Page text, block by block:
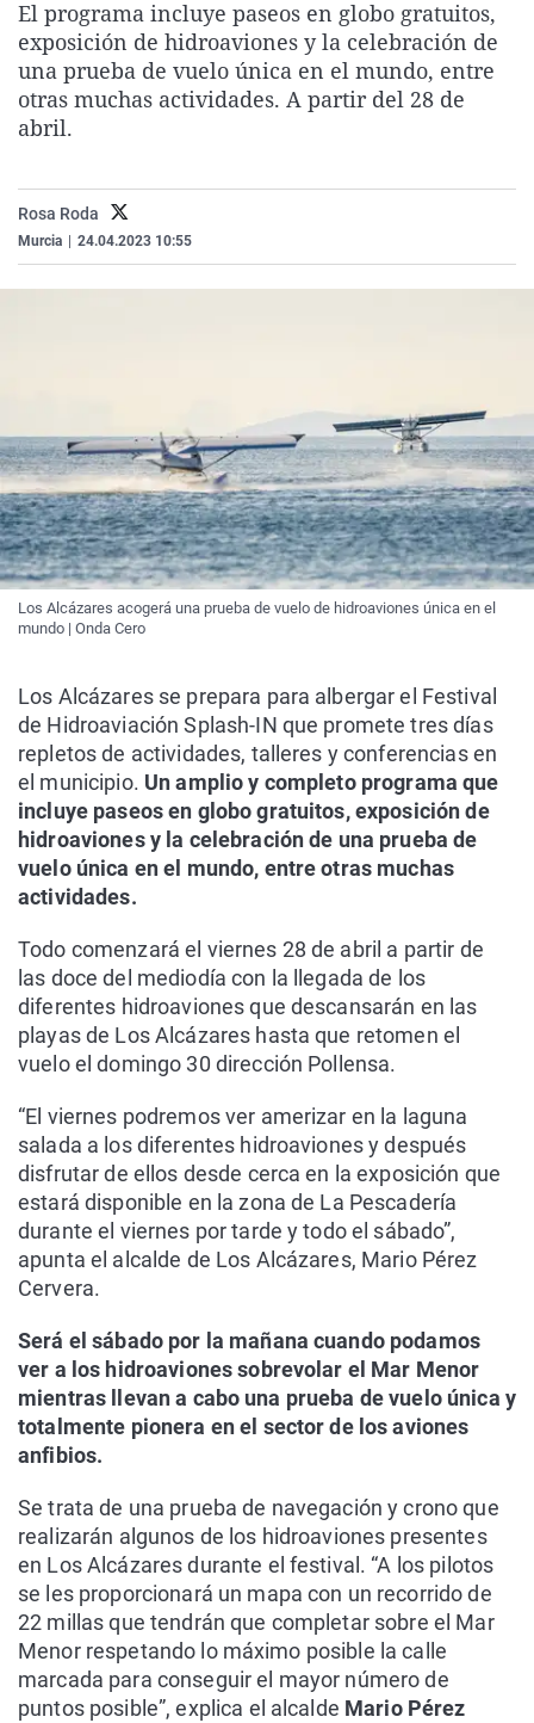
La rosa
Gente
Como el
Caso
Equipo
Galicia
La Rioja
País
Virales
Televisión
Elecciones
El programa incluye paseos en globo gratuitos,
exposición de hidroaviones y la celebración de
una prueba de vuelo única en el mundo, entre
otras muchas actividades. A partir del 28 de
abril.
Rosa Roda
Murcia 24.04.2023 10:55
Los Alcázares acogerá una prueba de vuelo de hidroaviones única en el
mundo | Onda Cero
Los Alcázares se prepara para albergar el Festival
de Hidroaviación Splash-IN que promete tres días
repletos de actividades, talleres y conferencias en
el municipio. Un amplio y completo programa que
incluye paseos en globo gratuitos, exposición de
hidroaviones y la celebración de una prueba de
vuelo única en el mundo, entre otras muchas
actividades.
Todo comenzará el viernes 28 de abril a partir de
las doce del mediodía con la llegada de los
diferentes hidroaviones que descansarán en las
playas de Los Alcázares hasta que retomen el
vuelo el domingo 30 dirección Pollensa.
“El viernes podremos ver amerizar en la laguna
salada a los diferentes hidroaviones y después
disfrutar de ellos desde cerca en la exposición que
estará disponible en la zona de La Pescadería
durante el viernes por tarde y todo el sábado”,
apunta el alcalde de Los Alcázares, Mario Pérez
Cervera.
Será el sábado por la mañana cuando podamos
ver a los hidroaviones sobrevolar el Mar Menor
mientras llevan a cabo una prueba de vuelo única y
totalmente pionera en el sector de los aviones
anfibios.
Se trata de una prueba de navegación y crono que
realizarán algunos de los hidroaviones presentes
en Los Alcázares durante el festival. “A los pilotos
se les proporcionará un mapa con un recorrido de
22 millas que tendrán que completar sobre el Mar
Menor respetando lo máximo posible la calle
marcada para conseguir el mayor número de
puntos posible”, explica el alcalde Mario Pérez